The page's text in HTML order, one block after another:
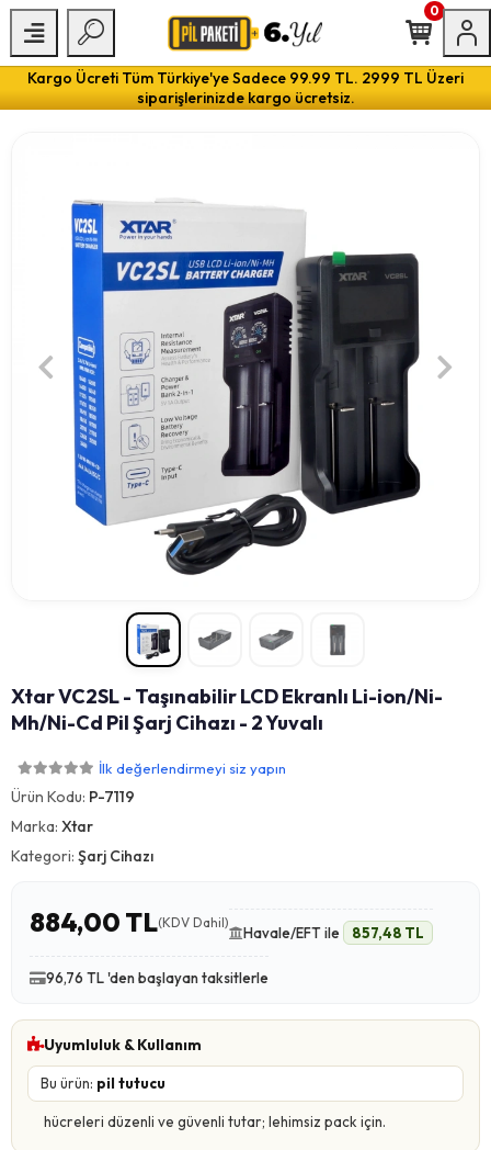
Kargo Ücreti Tüm Türkiye'ye Sadece 99.99 TL. 2999 TL Üzeri
siparişlerinizde kargo ücretsiz.
0
Xtar VC2SL - Taşınabilir LCD Ekranlı Li-ion/Ni-
Mh/Ni-Cd Pil Şarj Cihazı - 2 Yuvalı
İlk değerlendirmeyi siz yapın
Ürün Kodu: P-7119
Marka: Xtar
Kategori: Şarj Cihazı
884,00 TL(KDV Dahil)
Havale/EFT ile 857,48 TL
96,76 TL 'den başlayan taksitlerle
Uyumluluk & Kullanım
Bu ürün: pil tutucu
hücreleri düzenli ve güvenli tutar; lehimsiz pack için.